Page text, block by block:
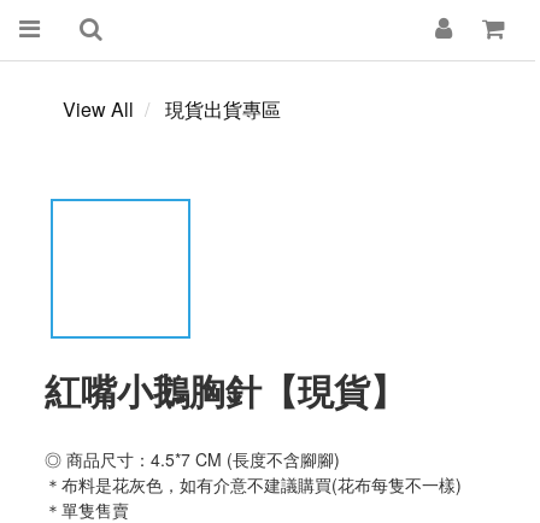
View All 現貨出貨專區
紅嘴小鵝胸針【現貨】
◎ 商品尺寸：4.5*7 CM (長度不含腳腳)
＊布料是花灰色，如有介意不建議購買(花布每隻不一樣)
＊單隻售賣